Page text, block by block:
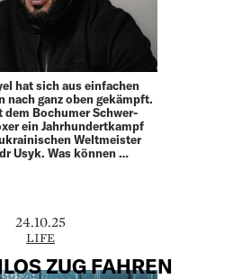
hat sich aus einfachen
nach ganz oben gekämpft.
dem Bochumer Schwer­
ein Jahrhundertkampf
Weltmeister
Usyk. Was können …
24.10.25
LIFE
ZUG FAHREN